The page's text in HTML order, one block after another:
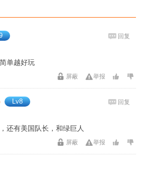
回复
单越好玩
举报
屏蔽
Lv8 回复
还有美国队长，和绿巨人
举报
屏蔽